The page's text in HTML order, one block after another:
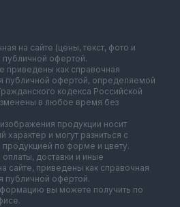
на сайте (цены, текст, фото и
публичной офертой.
приведены как справочная
публичной офертой, определяемой
кодекса Российской
в любое время без
продукции носит
и могут разниться с
по форме и цвету.
доставки и иные
сайте, приведены как справочная
публичной офертой.
вы можете получить по